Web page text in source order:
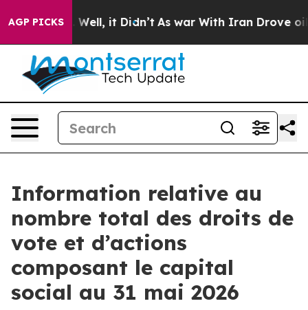
AGP PICKS
40%. Well, it Didn’t As war With Iran Drove oil
Information relative au
nombre total des droits de
vote et d’actions
composant le capital
social au 31 mai 2026